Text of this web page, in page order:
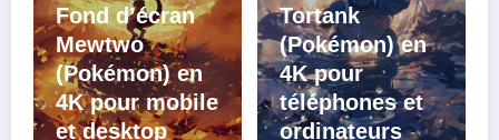
Fond d’écran
Mewtwo
(Pokémon) en
4K pour mobile
et desktop
Tortank
(Pokémon) en
4K pour
téléphones et
ordinateurs